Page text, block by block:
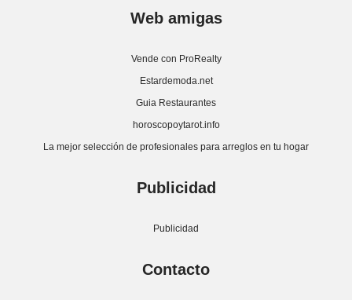
Web amigas
Vende con ProRealty
Estardemoda.net
Guia Restaurantes
horoscopoytarot.info
La mejor selección de profesionales para arreglos en tu hogar
Publicidad
Publicidad
Contacto